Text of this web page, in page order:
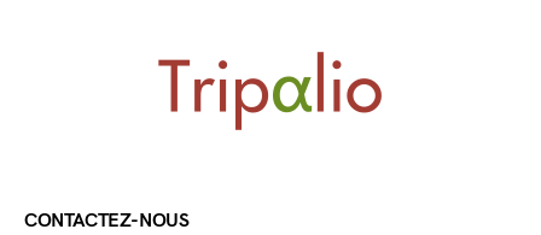
CONTACTEZ-NOUS